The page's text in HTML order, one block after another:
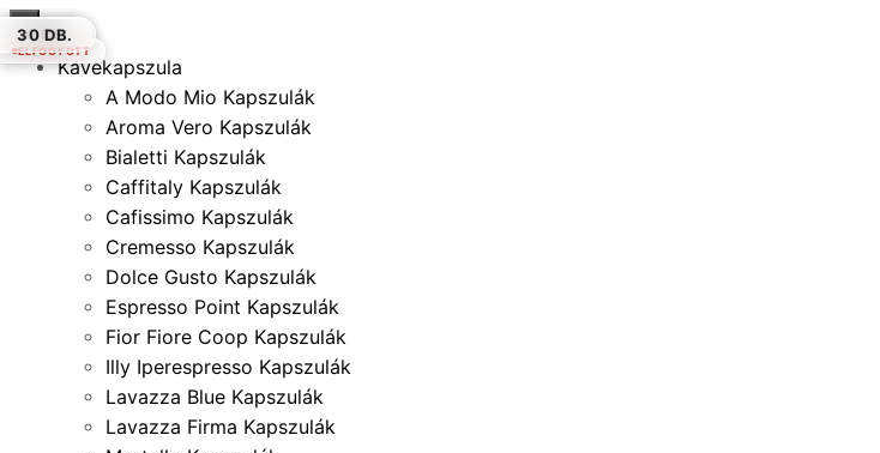
×
Kávékapszula
A Modo Mio Kapszulák
Aroma Vero Kapszulák
Bialetti Kapszulák
Caffitaly Kapszulák
Cafissimo Kapszulák
Cremesso Kapszulák
Dolce Gusto Kapszulák
Espresso Point Kapszulák
Fior Fiore Coop Kapszulák
Illy Iperespresso Kapszulák
Lavazza Blue Kapszulák
Lavazza Firma Kapszulák
16 DB.
30 DB.
16 DB.
ELFOGYOTT
12 DB.
ELFOGYOTT
16 DB.
16 DB.
ELFOGYOTT
30 DB.